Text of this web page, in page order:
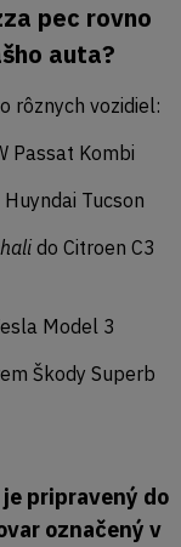
pec rovno
auta?
rôznych vozidiel:
Passat Kombi
Tucson
do Citroen C3
Model 3
Škody Superb
pripravený do
označený v